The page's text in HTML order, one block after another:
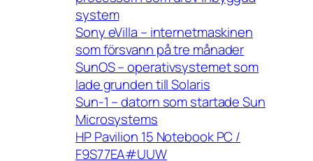
system
Sony eVilla – internetmaskinen
som försvann på tre månader
SunOS – operativsystemet som
lade grunden till Solaris
Sun-1 – datorn som startade Sun
Microsystems
HP Pavilion 15 Notebook PC /
F9S77EA#UUW